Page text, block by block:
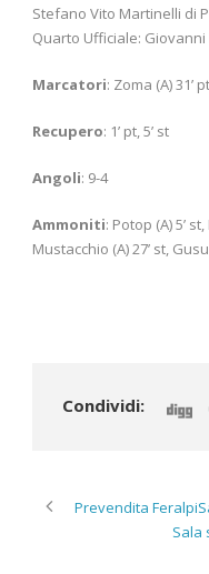
Stefano Vito Martinelli di
Quarto Ufficiale:
Marcatori: Zoma (A) 31’
Recupero: 1’ pt, 5’ st
Angoli: 9-4
Ammoniti: Potop (A) 5’
Mustacchio (A) 27’ st, Gusu
Condividi:
Prevendita
Sala